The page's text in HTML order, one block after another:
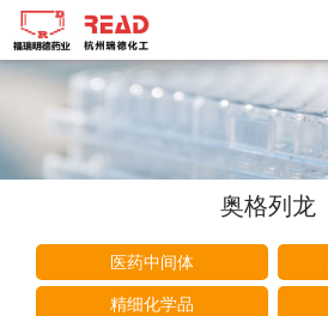
奥格列龙
医药中间体
精细化学品